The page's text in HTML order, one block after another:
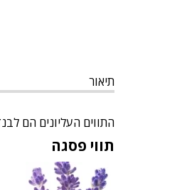
תיאור
התווים העליונים הם
תווי פסגה